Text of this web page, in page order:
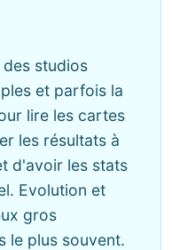
studios
et parfois la
lire les cartes
les résultats à
d'avoir les stats
Evolution et
gros
le plus souvent.